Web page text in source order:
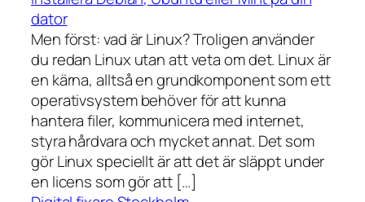
dator
Men först: vad är Linux? Troligen använder
du redan Linux utan att veta om det. Linux är
en kärna, alltså en grundkomponent som ett
operativsystem behöver för att kunna
hantera filer, kommunicera med internet,
styra hårdvara och mycket annat. Det som
gör Linux speciellt är att det är släppt under
en licens som gör att […]